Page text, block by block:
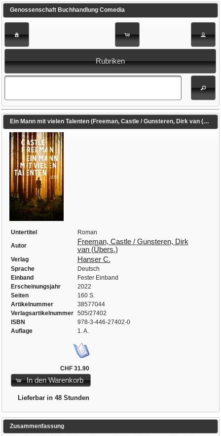
Genossenschaft Buchhandlung Comedia
Rubriken
Ein Mann mit vielen Talenten (Freeman, Castle / Gunsteren, Dirk van (Übers.))
Untertitel
Roman
Autor
Freeman, Castle / Gunsteren, Dirk
van (Übers.)
Verlag Hanser C.
Sprache
Deutsch
Einband
Fester Einband
Erscheinungsjahr
2022
Seiten
160 S.
Artikelnummer
38577044
Verlagsartikelnummer
505/27402
ISBN
978-3-446-27402-0
Auflage
1. A.
CHF 31.90
In den Warenkorb
Lieferbar in 48 Stunden
Zusammenfassung